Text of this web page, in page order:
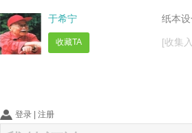
纸本
[收集
于希宁
收藏TA
登录 注册